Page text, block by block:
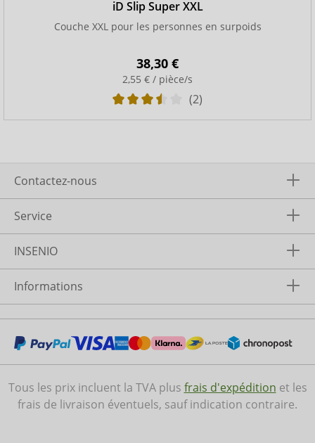
iD Slip Super XXL
Couche XXL pour les personnes en surpoids
38,30 €
2,55 € / pièce/s
(2)
Contactez-nous
Service
INSENIO
Informations
Tous les prix incluent la TVA plus frais d'expédition et les
frais de livraison éventuels, sauf indication contraire.